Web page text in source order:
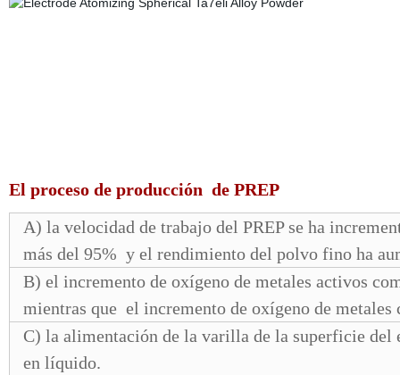
El proceso de producción de PREP
A) la velocidad de trabajo del PREP se ha
más del 95% y el rendimiento del polvo fino ha
B) el incremento de oxígeno de metales activos
mientras que el incremento de oxígeno de metales
C) la alimentación de la varilla de la superficie del
en líquido.